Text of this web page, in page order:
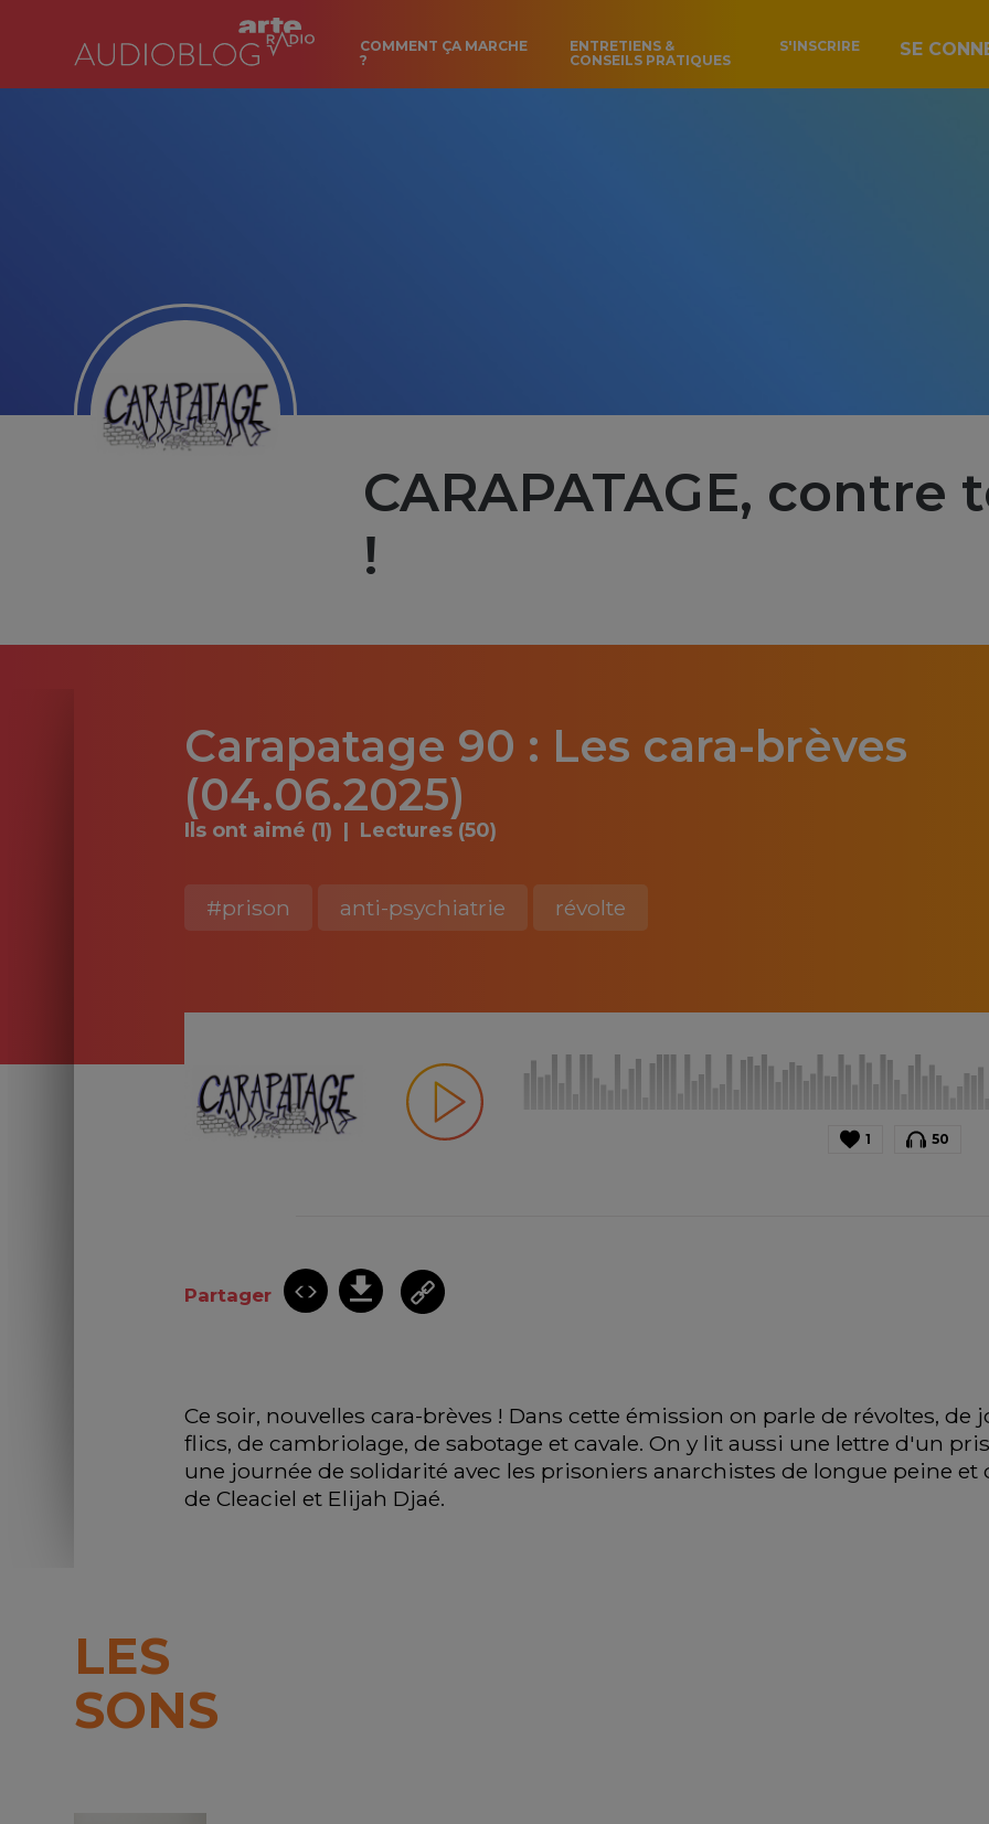
COMMENT ÇA MARCHE
?
ENTRETIENS &
CONSEILS PRATIQUES
S'INSCRIRE SE
CARAPATAGE, contre
!
Carapatage 90 : Les cara-brèves
(04.06.2025)
Ils ont aimé (1) Lectures (50)
#prison anti-psychiatrie révolte
1 50
Partager
Ce soir, nouvelles cara-brèves ! Dans cette émission on parle de révoltes,
flics, de cambriolage, de sabotage et cavale. On y lit aussi une lettre d'un
une journée de solidarité avec les prisoniers anarchistes de longue peine et
de Cleaciel et Elijah Djaé.
LES
SONS